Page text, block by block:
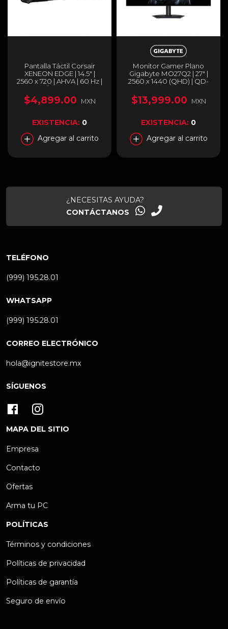
Pantalla Táctil Corsair
XENEON EDGE | 14.5" |
2560 x 720 | AHVA | 60 Hz |
USB-C / HDMI | Negro |
CC-9011306-WW
$4,899.00 MXN
EXISTENCIA: 0
Agregar al carrito
Monitor Gamer Plano
Gigabyte MO27Q2 | 27" |
2560 x 1440 (QHD) | QD-
(GTG) | FreeSync Premium
Pro / NVIDIA G-SYNC |
USB-C / Jack 3.5 mm |
Negro | MO27Q2
$13,999.00 MXN
EXISTENCIA: 0
Agregar al carrito
¿NECESITAS AYUDA?
CONTÁCTANOS
TELÉFONO
(999) 195.28.01
WHATSAPP
(999) 195.28.01
CORREO ELECTRÓNICO
hola@ignitestore.mx
SÍGUENOS
MAPA DEL SITIO
Empresa
Contacto
Ofertas
Arma tu PC
POLÍTICAS
Términos y condiciones
Políticas de privacidad
Políticas de garantía
Seguro de envío